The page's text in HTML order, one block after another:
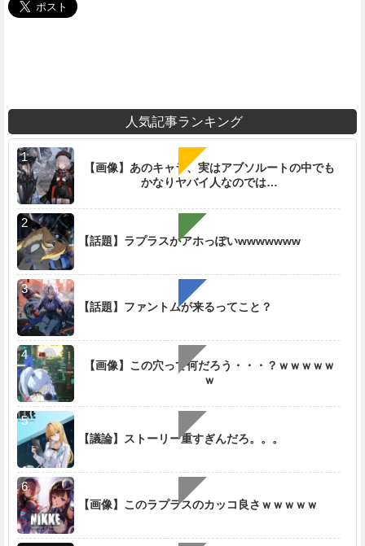
人気記事ランキング
【画像】あのキャラ、実はアブソルートの中でも
かなりヤバイ人なのでは…
【話題】ラプラスがアホっぽいwwwwwww
【話題】ファントムが来るってこと？
【画像】この穴って何だろう・・・？ｗｗｗｗｗ
ｗ
【議論】ストーリー重すぎんだろ。。。
【画像】このラプラスのカッコ良さｗｗｗｗｗ